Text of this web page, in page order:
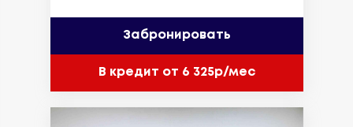
Забронировать
В кредит от 6 325р/мес